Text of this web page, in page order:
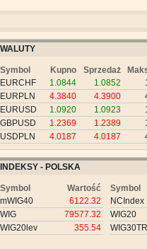
WALUTY
Symbol Kupno Sprzedaż
EURCHF
1.0844 1.0852
EURPLN
4.3840 4.3900
EURUSD
1.0920 1.0923
GBPUSD
1.2369 1.2389
USDPLN
4.0187 4.0187
INDEKSY - POLSKA
Symbol
Wartość
mWIG40
6122.32
WIG
79577.32
WIG20lev
355.54
Symbol
NCIndex
WIG20
WIG30TR